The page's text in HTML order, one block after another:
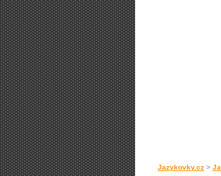
Jazykovky.cz >